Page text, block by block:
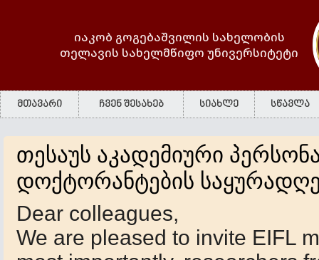
იაკობ გოგებაშვილის სახელობის
თელავის სახელმწიფო უნივერსიტეტი
მთავარი ჩვენ შესახებ სიახლე სწავლა
თესაუს აკადემიური
დოქტორანტების
Dear colleagues,
We are pleased to invite EIFL